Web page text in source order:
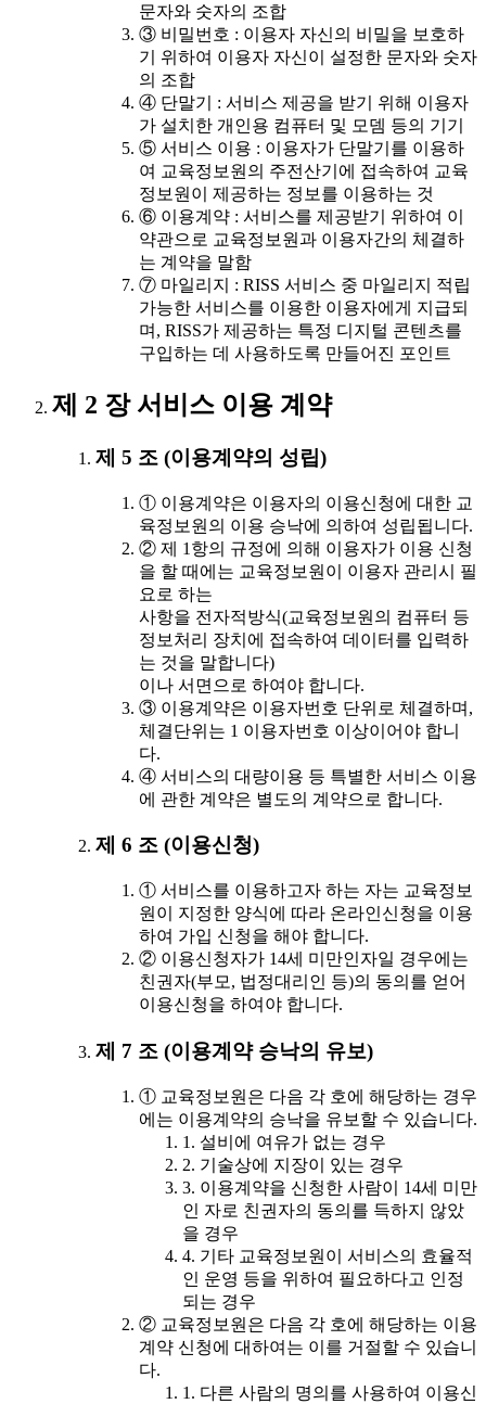
문자와 숫자의 조합
③ 비밀번호 : 이용자 자신의 비밀을 보호하
기 위하여 이용자 자신이 설정한 문자와 숫자
의 조합
④ 단말기 : 서비스 제공을 받기 위해 이용자
가 설치한 개인용 컴퓨터 및 모뎀 등의 기기
⑤ 서비스 이용 : 이용자가 단말기를 이용하
여 교육정보원의 주전산기에 접속하여 교육
정보원이 제공하는 정보를 이용하는 것
⑥ 이용계약 : 서비스를 제공받기 위하여 이
약관으로 교육정보원과 이용자간의 체결하
는 계약을 말함
⑦ 마일리지 : RISS 서비스 중 마일리지 적립
가능한 서비스를 이용한 이용자에게 지급되
며, RISS가 제공하는 특정 디지털 콘텐츠를
구입하는 데 사용하도록 만들어진 포인트
제 2 장 서비스 이용 계약
제 5 조 (이용계약의 성립)
① 이용계약은 이용자의 이용신청에 대한 교
육정보원의 이용 승낙에 의하여 성립됩니다.
② 제 1항의 규정에 의해 이용자가 이용 신청
을 할 때에는 교육정보원이 이용자 관리시 필
요로 하는
사항을 전자적방식(교육정보원의 컴퓨터 등
정보처리 장치에 접속하여 데이터를 입력하
는 것을 말합니다)
이나 서면으로 하여야 합니다.
③ 이용계약은 이용자번호 단위로 체결하며,
체결단위는 1 이용자번호 이상이어야 합니
다.
④ 서비스의 대량이용 등 특별한 서비스 이용
에 관한 계약은 별도의 계약으로 합니다.
제 6 조 (이용신청)
① 서비스를 이용하고자 하는 자는 교육정보
원이 지정한 양식에 따라 온라인신청을 이용
하여 가입 신청을 해야 합니다.
② 이용신청자가 14세 미만인자일 경우에는
친권자(부모, 법정대리인 등)의 동의를 얻어
이용신청을 하여야 합니다.
제 7 조 (이용계약 승낙의 유보)
① 교육정보원은 다음 각 호에 해당하는 경우
에는 이용계약의 승낙을 유보할 수 있습니다.
1. 설비에 여유가 없는 경우
2. 기술상에 지장이 있는 경우
3. 이용계약을 신청한 사람이 14세 미만
인 자로 친권자의 동의를 득하지 않았
을 경우
4. 기타 교육정보원이 서비스의 효율적
인 운영 등을 위하여 필요하다고 인정
되는 경우
② 교육정보원은 다음 각 호에 해당하는 이용
계약 신청에 대하여는 이를 거절할 수 있습니
다.
1. 다른 사람의 명의를 사용하여 이용신